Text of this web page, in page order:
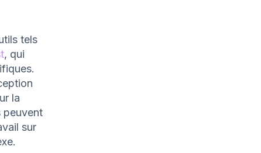
tels
, qui
la
peuvent
sur